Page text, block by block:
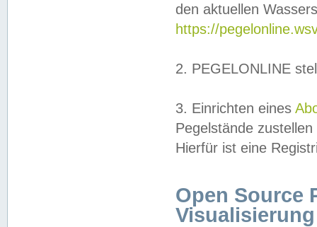
den aktuellen
https://
2. PEGELONLINE
3. Einrichten eines
Pegelstände
Hierfür ist eine
Open Source
Visualisierung